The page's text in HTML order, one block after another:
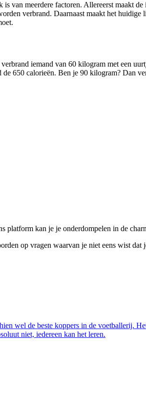
meerdere factoren. Allereerst maakt
verbrand. Daarnaast maakt het
iemand van 60 kilogram met een
650 calorieën. Ben je 90 kilogram? Dan
kan je je onderdompelen in de
op vragen waarvan je niet eens wist
wel de beste koppers in de voetballerij.
niet, iedereen kan het leren.